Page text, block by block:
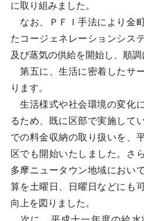
に取り組みました。
なお、ＰＦＩ手法により金
たコージェネレーションシス
及び蒸気の供給を開始し、順調
第五に、生活に密着したサ
ります。
生活様式や社会環境の変化
るため、既に区部で実施して
での料金収納の取り扱いを、
区でも開始いたしました。さ
多摩ニュータウン地域におい
算を土曜日、日曜日などにも
向上を図りました。